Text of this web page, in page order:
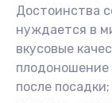
Достоинства
нуждается в
вкусовые
плодоношение
после